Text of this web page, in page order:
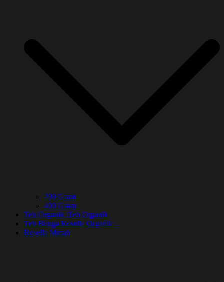
200 Gram
400 Gram
Teh Organik :Teh Organik
Teh Bunga Rosella Organik :
Rosella Merah